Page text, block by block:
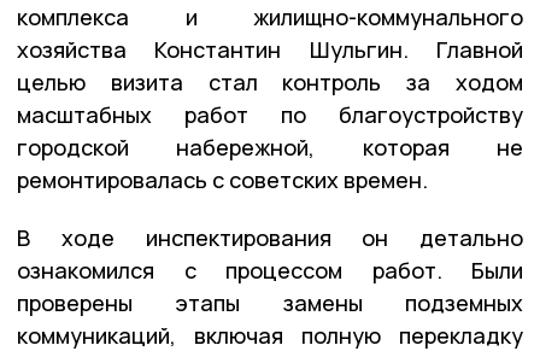
комплекса и жилищно-коммунального
хозяйства Константин Шульгин. Главной
целью визита стал контроль за ходом
масштабных работ по благоустройству
городской набережной, которая не
ремонтировалась с советских времен.
В ходе инспектирования он детально
ознакомился с процессом работ. Были
проверены этапы замены подземных
коммуникаций, включая полную перекладку